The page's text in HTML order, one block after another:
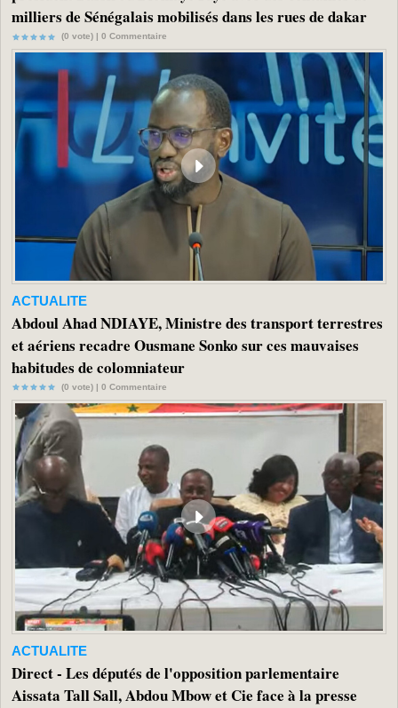
milliers de Sénégalais mobilisés dans les rues de dakar
(0 vote) | 0 Commentaire
ACTUALITE
Abdoul Ahad NDIAYE, Ministre des transport terrestres
et aériens recadre Ousmane Sonko sur ces mauvaises
habitudes de colomniateur
(0 vote) | 0 Commentaire
ACTUALITE
Direct - Les députés de l'opposition parlementaire
Aissata Tall Sall, Abdou Mbow et Cie face à la presse